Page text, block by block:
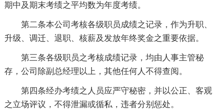
期中及期末考绩之平均数为年度考绩。
第二条本公司考核各级职员成绩之记录，作为升职、
升级、调迁、退职、核薪及发放年终奖金之重要依据。
第三条各级职员之考核成绩记录，均由人事主管秘
存，公司除副总经理以上，其他任何人不得查阅。
第四条经办考绩之人员应严守秘密，并以公正、客观
之立场评议，不得泄漏或循私，违者分别惩处。